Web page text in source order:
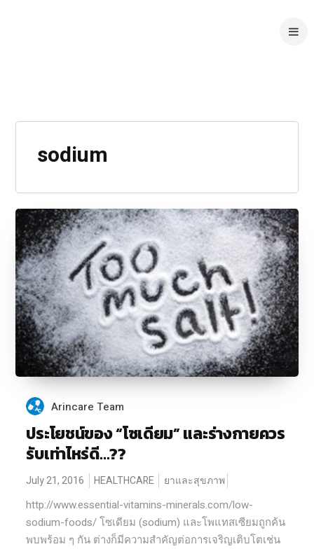
sodium
Arincare Team
ประโยชน์ของ “โซเดียม” และร่างกายควร
รับเท่าไหร่ดี…??
July 21, 2016 HEALTHCARE ยาและสุขภาพ
http://www.essential-vitamins-minerals.com/low-
sodium-foods/ โซเดียม (sodium) และโพแทสเซียมถูกค้น
พบพร้อม ๆ กัน ต่างก็มีความสำคัญต่อการเจริญเติบโตเช่น